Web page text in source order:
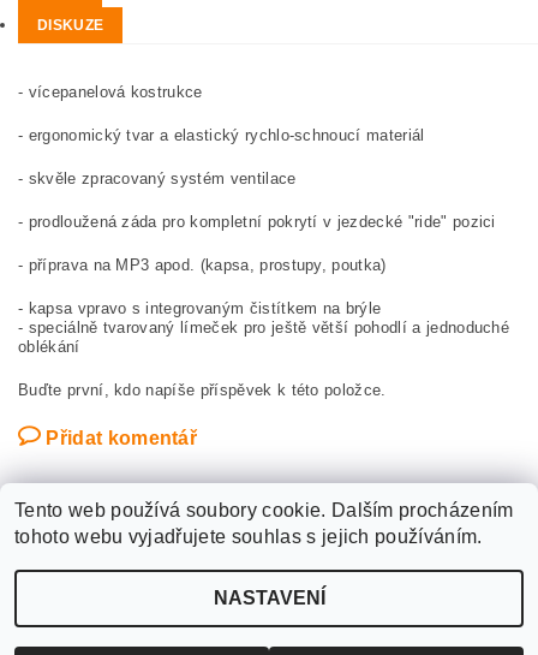
DISKUZE
- vícepanelová kostrukce
- ergonomický tvar a elastický rychlo-schnoucí materiál
- skvěle zpracovaný systém ventilace
- prodloužená záda pro kompletní pokrytí v jezdecké "ride" pozici
- příprava na MP3 apod. (kapsa, prostupy, poutka)
- kapsa vpravo s integrovaným čistítkem na brýle
- speciálně tvarovaný límeček pro ještě větší pohodlí a jednoduché
oblékání
Buďte první, kdo napíše příspěvek k této položce.
Přidat komentář
WANTED SPORT PARDUBICE , všechna práva vyhrazena
cookies
Tento web používá soubory cookie. Dalším procházením
tohoto webu vyjadřujete souhlas s jejich používáním.
NASTAVENÍ